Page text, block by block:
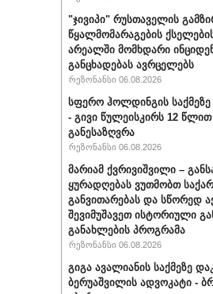
"ჯივიპი" რუსთაველის
წყალმომარაგების
არეალში მომხდარი
განცხადებას ავრცელებს
რეზონანსი 06.08.2026
სფერო ჰოლდინგის საქმეზე
- გივი წულეისკირს 12
განესაზღვრა
რეზონანსი 06.08.2026
მარიამ ქვრივიშვილი –
ყურადღებას ვუთმობთ
განვითარებას და სწორედ
შევიმუშავეთ ისტორიული
განახლების პროგრამა
რეზონანსი 06.08.2026
გიგა ავალიანის საქმეზე
ბერუაშვილის ადვოკატი -